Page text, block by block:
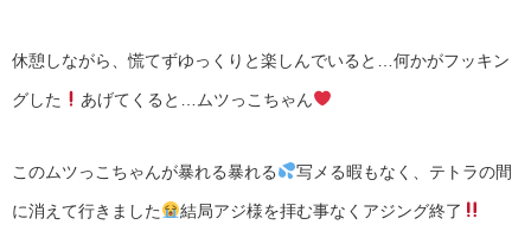
休憩しながら、慌てずゆっくりと楽しんでいると…何かがフッキン
グした あげてくると…ムツっこちゃん
このムツっこちゃんが暴れる暴れる 写メる暇もなく、テトラの間
に消えて行きました 結局アジ様を拝む事なくアジング終了